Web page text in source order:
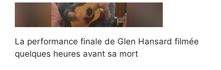
La performance finale de Glen Hansard filmée
quelques heures avant sa mort